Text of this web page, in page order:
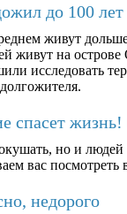
до 100 лет
живут
живут на
исследовать
спасет
но и
вас посмотреть
недорого